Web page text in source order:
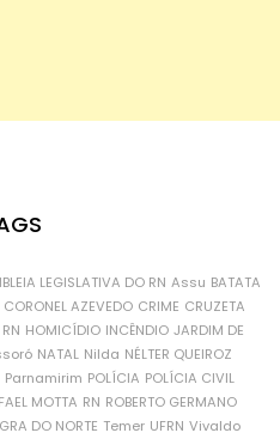
LEGISLATIVA DO RN Assu BATATA
CORONEL AZEVEDO CRIME CRUZETA
HOMICÍDIO INCÊNDIO JARDIM DE
NATAL Nilda NÉLTER QUEIROZ
Parnamirim POLÍCIA POLÍCIA CIVIL
MOTTA RN ROBERTO GERMANO
DO NORTE Temer UFRN Vivaldo